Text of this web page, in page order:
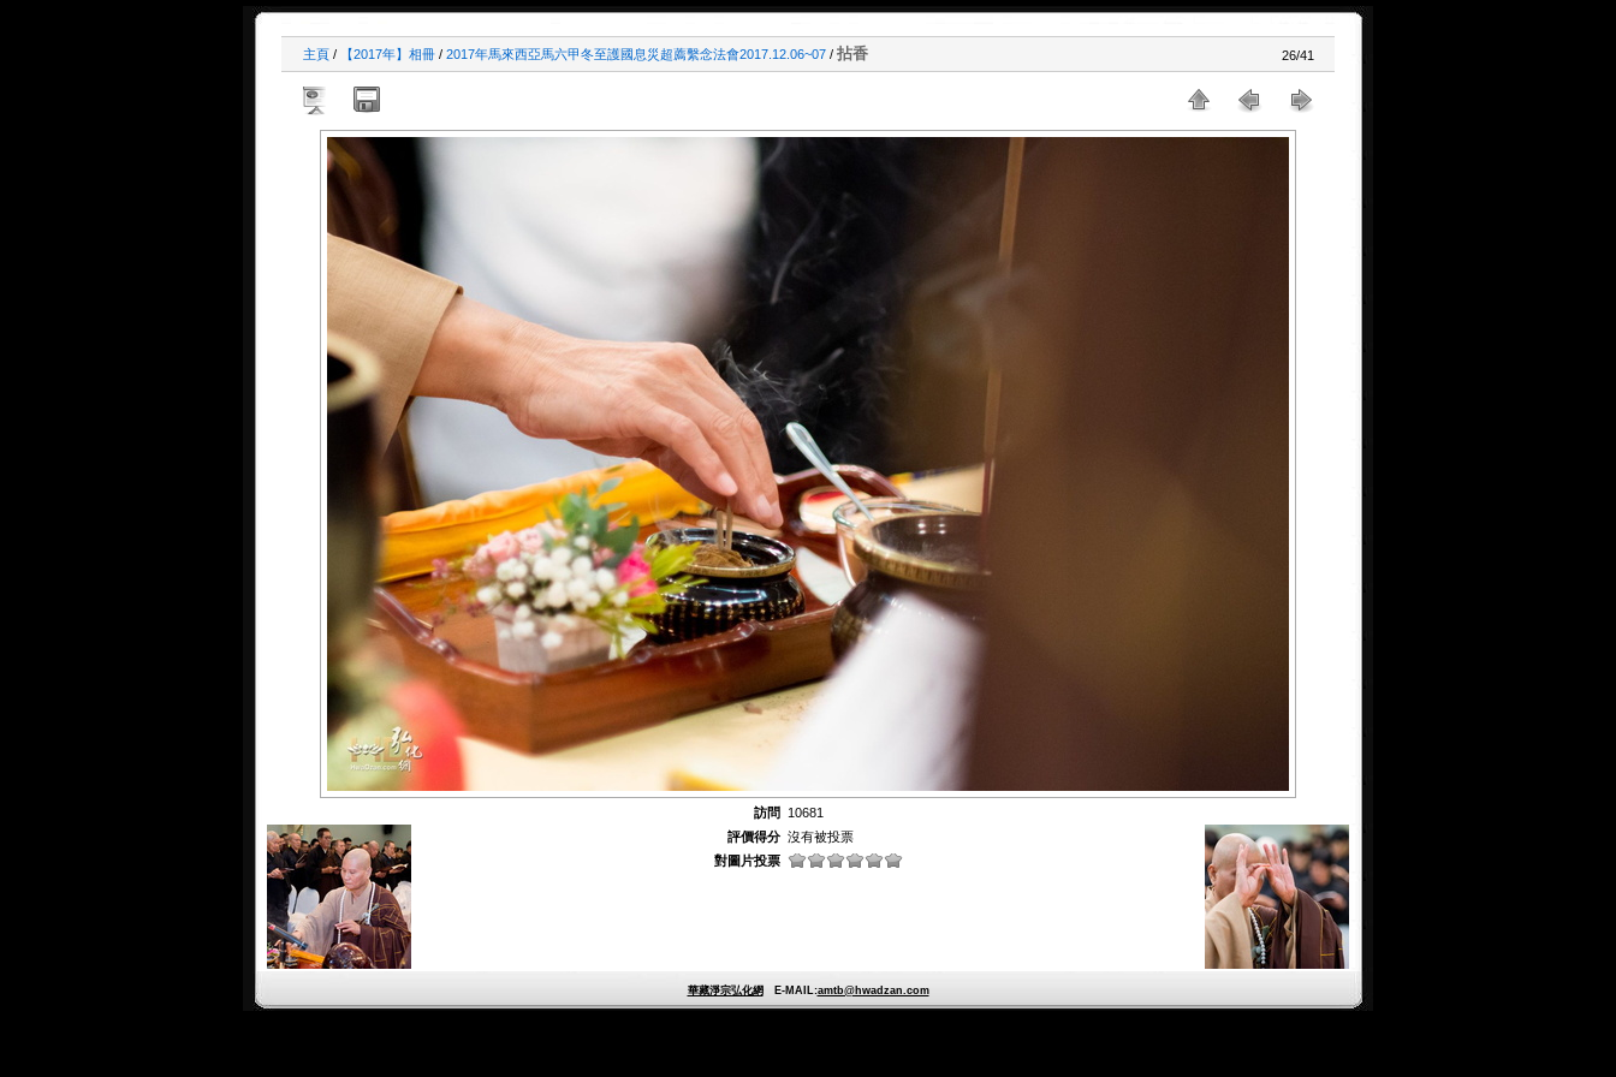
主頁 / 【2017年】相冊 / 2017年馬來西亞馬六甲冬至護國息災超薦繫念法會2017.12.06~07 / 拈香 26/41
訪問
10681
評價得分 沒有被投票
對圖片投票
華藏淨宗弘化網E-MAIL:amtb@hwadzan.com